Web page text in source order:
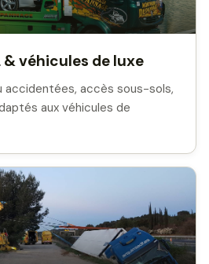
& véhicules de luxe
accidentées, accès sous-sols,
aux véhicules de